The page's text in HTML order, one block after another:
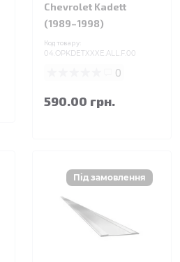
Chevrolet Kadett
(1989–1998)
Код товару:
04.OPKDETXXXE.ALL.F.00
0
590.00 грн.